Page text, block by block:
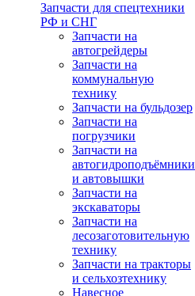
Запчасти для спецтехники
РФ и СНГ
Запчасти на
автогрейдеры
Запчасти на
коммунальную
технику
Запчасти на бульдозер
Запчасти на
погрузчики
Запчасти на
автогидроподъёмники
и автовышки
Запчасти на
экскаваторы
Запчасти на
лесозаготовительную
технику
Запчасти на тракторы
и сельхозтехнику
Навесное